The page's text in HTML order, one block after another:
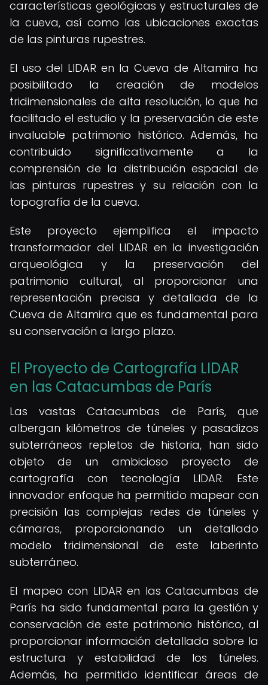
características geológicas y estructurales de
la cueva, así como las ubicaciones exactas
de las pinturas rupestres.
El uso del LIDAR en la Cueva de Altamira ha
posibilitado la creación de modelos
tridimensionales de alta resolución, lo que ha
facilitado el estudio y la preservación de este
invaluable patrimonio histórico. Además, ha
contribuido significativamente a la
comprensión de la distribución espacial de
las pinturas rupestres y su relación con la
topografía de la cueva.
Este proyecto ejemplifica el impacto
transformador del LIDAR en la investigación
arqueológica y la preservación del
patrimonio cultural, al proporcionar una
representación precisa y detallada de la
Cueva de Altamira que es fundamental para
su conservación a largo plazo.
El Proyecto de Cartografía LIDAR
en las Catacumbas de París
Las vastas Catacumbas de París, que
albergan kilómetros de túneles y pasadizos
subterráneos repletos de historia, han sido
objeto de un ambicioso proyecto de
cartografía con tecnología LIDAR. Este
innovador enfoque ha permitido mapear con
precisión las complejas redes de túneles y
cámaras, proporcionando un detallado
modelo tridimensional de este laberinto
subterráneo.
El mapeo con LIDAR en las Catacumbas de
París ha sido fundamental para la gestión y
conservación de este patrimonio histórico, al
proporcionar información detallada sobre la
estructura y estabilidad de los túneles.
Además, ha permitido identificar áreas de